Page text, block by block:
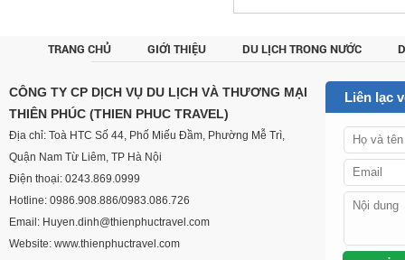
TRANG CHỦ GIỚI THIỆU DU LỊCH TRONG NƯỚC
CÔNG TY CP DỊCH VỤ DU LỊCH VÀ THƯƠNG MẠI
THIÊN PHÚC (THIEN PHUC TRAVEL)
Địa chỉ: Toà HTC Số 44, Phố Miếu Đầm, Phường Mễ Trì,
Quận Nam Từ Liêm, TP Hà Nội
Điện thoại: 0243.869.0999
Hotline: 0986.908.886/0983.086.726
Email: Huyen.dinh@thienphuctravel.com
Website: www.thienphuctravel.com
Liên lạc